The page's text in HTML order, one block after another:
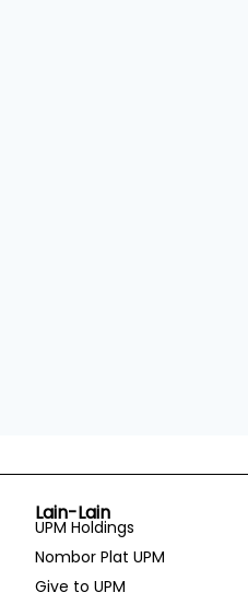
Lain-Lain
UPM Holdings
Nombor Plat UPM
Give to UPM